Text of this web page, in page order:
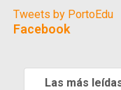
Tweets by PortoEdu
Facebook
Las más